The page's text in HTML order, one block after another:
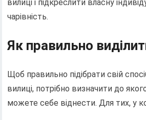
вилиці і підкреслити власну
чарівність.
Як правильно
Щоб правильно підібрати свій
вилиці, потрібно визначити до
можете себе віднести. Для тих, у